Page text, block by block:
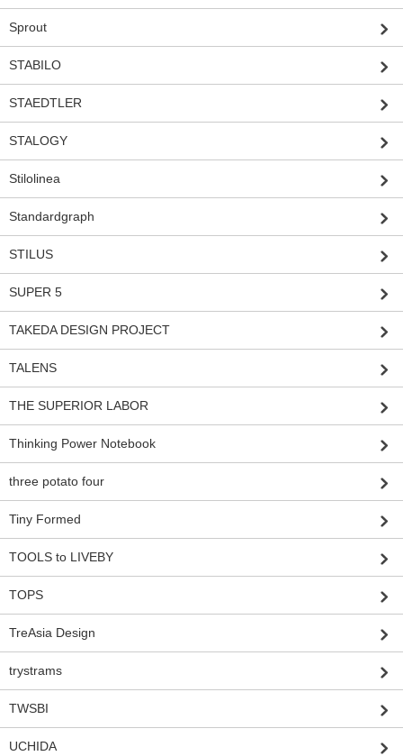
Sprout
STABILO
STAEDTLER
STALOGY
Stilolinea
Standardgraph
STILUS
SUPER 5
TAKEDA DESIGN PROJECT
TALENS
THE SUPERIOR LABOR
Thinking Power Notebook
three potato four
Tiny Formed
TOOLS to LIVEBY
TOPS
TreAsia Design
trystrams
TWSBI
UCHIDA